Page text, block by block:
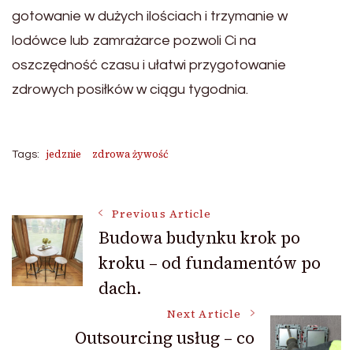
gotowanie w dużych ilościach i trzymanie w
lodówce lub zamrażarce pozwoli Ci na
oszczędność czasu i ułatwi przygotowanie
zdrowych posiłków w ciągu tygodnia.
Tags: jedznie zdrowa żywość
Post
Navigation
Previous Article
Budowa budynku krok po
kroku – od fundamentów po
dach.
Next Article
Outsourcing usług – co